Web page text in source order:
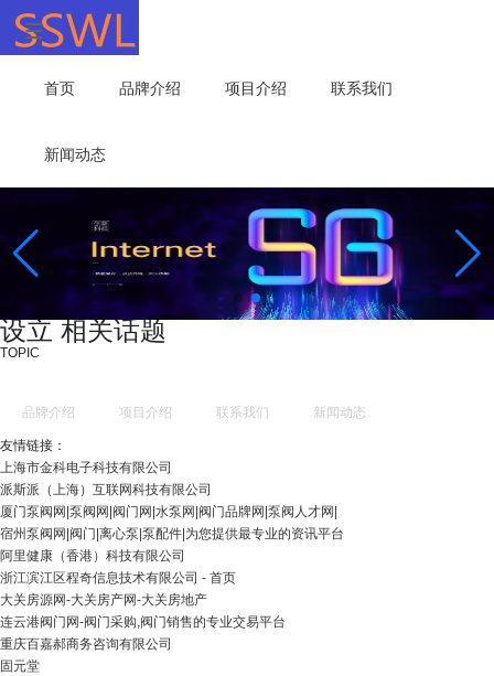
首页 品牌介绍 项目介绍 联系我们
新闻动态
设立 相关话题
TOPIC
品牌介绍 项目介绍 联系我们 新闻动态
友情链接：
上海市金科电子科技有限公司
派斯派（上海）互联网科技有限公司
厦门泵阀网|泵阀网|阀门网|水泵网|阀门品牌网|泵阀人才网|
宿州泵阀网|阀门|离心泵|泵配件|为您提供最专业的资讯平台
阿里健康（香港）科技有限公司
浙江滨江区程奇信息技术有限公司 - 首页
大关房源网-大关房产网-大关房地产
连云港阀门网-阀门采购,阀门销售的专业交易平台
重庆百嘉郝商务咨询有限公司
固元堂